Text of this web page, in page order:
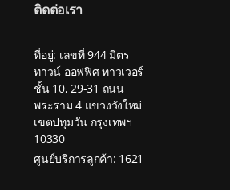
ติดต่อเรา
ที่อยู่: เลขที่ 944 มิตร
ทาวน์ ออฟฟิศ ทาวเวอร์
ชั้น 10, 29-31 ถนน
พระราม 4 แขวงวังใหม่
เขตปทุมวัน กรุงเทพฯ
10330
ศูนย์บริการลูกค้า: 1621